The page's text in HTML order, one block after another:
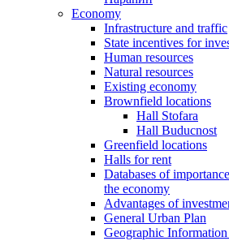
Economy
Infrastructure and traffic
State incentives for
Human resources
Natural resources
Existing economy
Brownfield locations
Hall Stofara
Hall Buducnost
Greenfield locations
Halls for rent
Databases of
the economy
Advantages of
General Urban Plan
Geographic Information